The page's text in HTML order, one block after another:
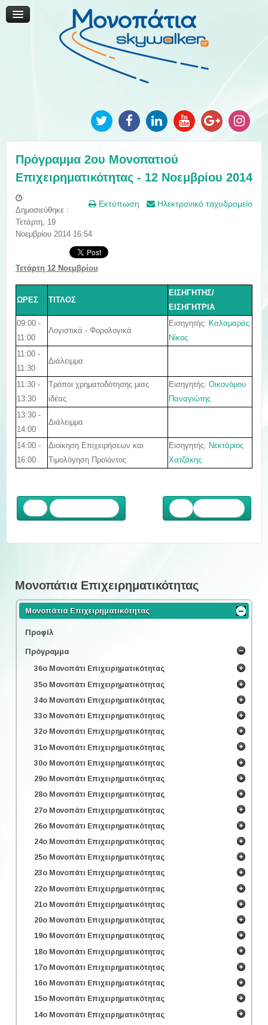
Μονοπάτια Καινοτομίας
Μονοπάτια Τοπικής Ανάπτυξης
Ανακοινώσεις
Φωτογραφίες
Πρόγραμμα 2ου Μονοπατιού
Επιχειρηματικότητας - 12 Νοεμβρίου 2014
Εκτύπωση Ηλεκτρονικό ταχυδρομείο
Δημοσιεύθηκε :
Τετάρτη, 19
Νοεμβρίου 2014 16:54
Τετάρτη 12 Νοεμβρίου
ΩΡΕΣ ΤΙΤΛΟΣ
ΕΙΣΗΓΗΤΗΣ/
ΕΙΣΗΓΗΤΡΙΑ
09:00 -
11:00
Λογιστικά - Φορολογικά
Εισηγητής: Καλαμαράς
Νίκος
11:00 -
11:30
Διάλειμμα
11:30 -
13:30
Τρόποι χρηματοδότησης μιας
ιδέας
Εισηγητής: Οικονόμου
Παναγιώτης
13:30 -
14:00
Διάλειμμα
14:00 -
16:00
Διοίκηση Επιχειρήσεων και
Τιμολόγηση Προϊόντος
Εισηγητής: Νεκτάριος
Χατζάκης
Μονοπάτια Επιχειρηματικότητας
Μονοπάτια Επιχειρηματικότητας
Προφίλ
Πρόγραμμα
36ο Μονοπάτι Επιχειρηματικότητας
35ο Μονοπάτι Επιχειρηματικότητας
34ο Μονοπάτι Επιχειρηματικότητας
33ο Μονοπάτι Επιχειρηματικότητας
32ο Μονοπάτι Επιχειρηματικότητας
31ο Μονοπάτι Επιχειρηματικότητας
30ο Μονοπάτι Επιχειρηματικότητας
29ο Μονοπάτι Επιχειρηματικότητας
28ο Μονοπάτι Επιχειρηματικότητας
27ο Μονοπάτι Επιχειρηματικότητας
26ο Μονοπάτι Επιχειρηματικότητας
24ο Μονοπάτι Επιχειρηματικότητας
25ο Μονοπάτι Επιχειρηματικότητας
23ο Μονοπάτι Επιχειρηματικότητας
22ο Μονοπάτι Επιχειρηματικότητας
21ο Μονοπάτι Επιχειρηματικότητας
20ο Μονοπάτι Επιχειρηματικότητας
19ο Μονοπάτι Επιχειρηματικότητας
18ο Μονοπάτι Επιχειρηματικότητας
17ο Μονοπάτι Επιχειρηματικότητας
16ο Μονοπάτι Επιχειρηματικότητας
15ο Μονοπάτι Επιχειρηματικότητας
14ο Μονοπάτι Επιχειρηματικότητας